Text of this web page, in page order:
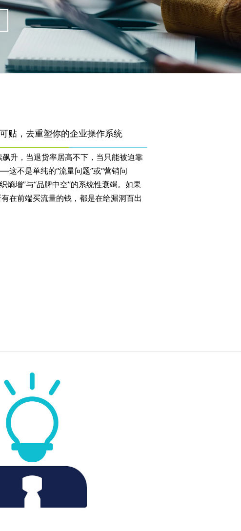
贴，去重塑你的企业操作系统
升，当退货率居高不下，当只能被迫靠
不是单纯的“流量问题”或“营销问
熵增”与“品牌中空”的系统性衰竭。如果
在前端买流量的钱，都是在给漏洞百出